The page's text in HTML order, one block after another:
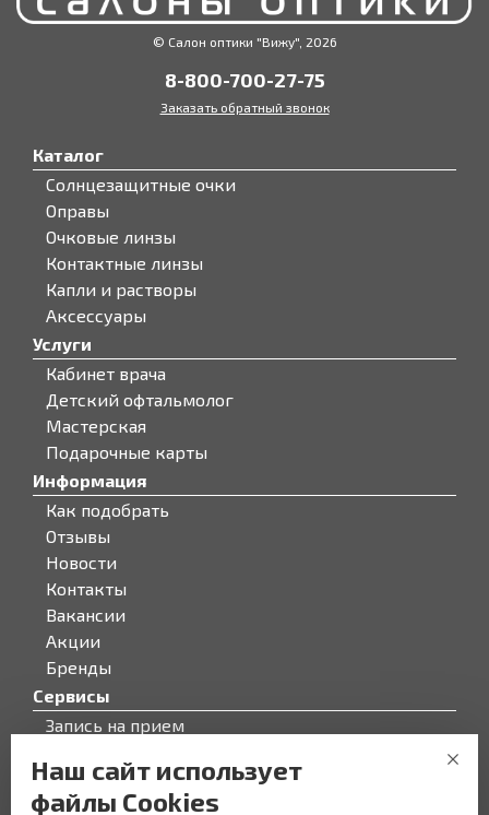
© Салон оптики "Вижу", 2026
8-800-700-27-75
Заказать обратный звонок
Каталог
Солнцезащитные очки
Оправы
Очковые линзы
Контактные линзы
Капли и растворы
Аксессуары
Услуги
Кабинет врача
Детский офтальмолог
Мастерская
Подарочные карты
Информация
Как подобрать
Отзывы
Новости
Контакты
Вакансии
Акции
Бренды
Сервисы
Запись на прием
О компании
О компании
Наш сайт использует
файлы Cookies